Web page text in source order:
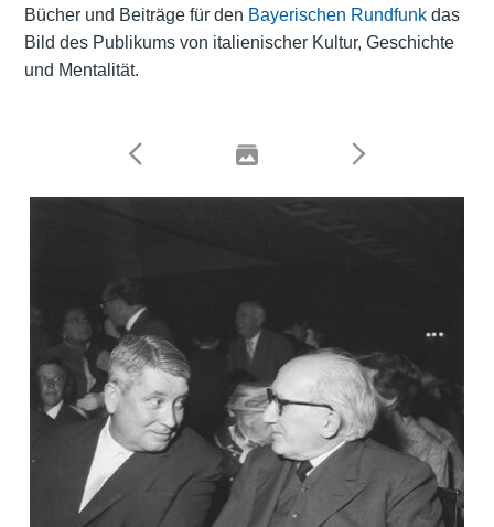
Bücher und Beiträge für den Bayerischen Rundfunkdas
Bild des Publikums von italienischer Kultur, Geschichte
und Mentalität.